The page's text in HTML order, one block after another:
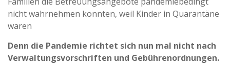
nicht wahrnehmen konnten, weil Kinder in Quarantäne
waren
Denn die Pandemie richtet sich nun mal nicht nach
Verwaltungsvorschriften und Gebührenordnungen.